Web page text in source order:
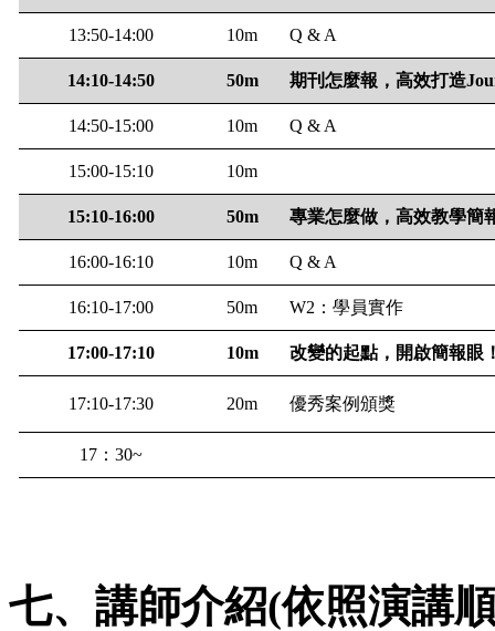
13:50-14:00 10m Q & A
14:10-14:50 50m 期刊怎麼報，高效打造
14:50-15:00 10m Q & A
15:00-15:10 10m
15:10-16:00 50m 專業怎麼做，高效教學簡
16:00-16:10 10m Q & A
16:10-17:00 50m W2 ：學員實作
17:00-17:10 10m 改變的起點，開啟簡報眼
17:10-17:30 20m 優秀案例頒獎
17： 30~
七、講師介紹(依照演講